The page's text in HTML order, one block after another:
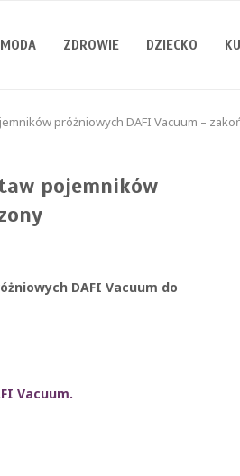
MODA ZDROWIE DZIECKO
próżniowych DAFI Vacuum –
pojemników
DAFI Vacuum do
Vacuum.